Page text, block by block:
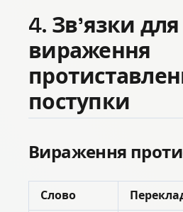
4. Зв’язки для
вираження
поступки
Вираження
Слово